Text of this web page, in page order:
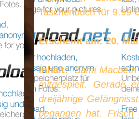
Taschenbuch für 9.99
Erscheint am: 20.
Inhalt:"Sami
mitgespielt. Gerade
dreijährige
begangen hat.